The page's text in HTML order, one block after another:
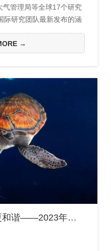
气管理局等全球17个研究
际研究团队最新发布的涵
化研究报告显示，2023年
上海洋热含量、海洋层
均是有现代仪器记录的最
→
绿色发展，人与自然更和谐——2023年世界能源环保科技发展回顾